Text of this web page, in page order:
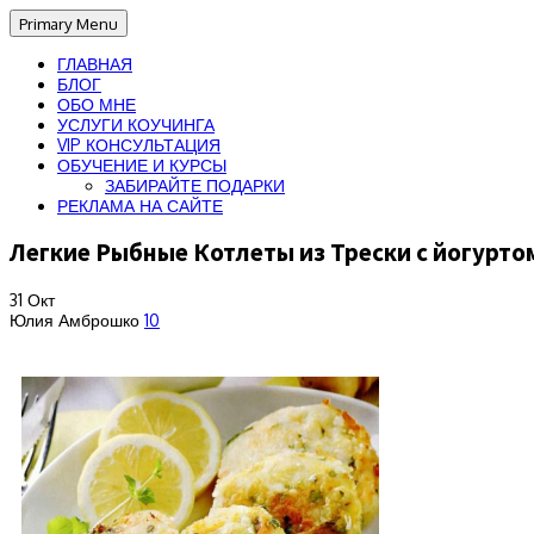
Primary Menu
ГЛАВНАЯ
БЛОГ
ОБО МНЕ
УСЛУГИ КОУЧИНГА
VIP КОНСУЛЬТАЦИЯ
ОБУЧЕНИЕ И КУРСЫ
ЗАБИРАЙТЕ ПОДАРКИ
РЕКЛАМА НА САЙТЕ
Легкие Рыбные Котлеты из Трески с
31 Окт
Юлия Амброшко 10